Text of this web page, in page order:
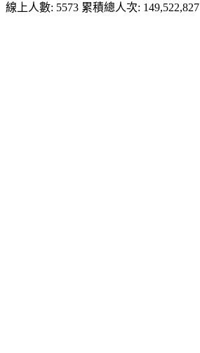
線上人數: 5573 累積總人次: 149,522,827